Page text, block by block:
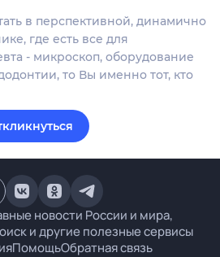
в перспективной, динамично
где есть все для
- микроскоп, оборудование
то Вы именно тот, кто
новости России и мира,
и другие полезные сервисы
ПомощьОбратная связь